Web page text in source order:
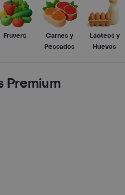
Fruvers
Carnes y
Pescados
Lácteos y
Huevos
Premium